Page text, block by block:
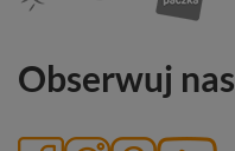
Obserwuj nas